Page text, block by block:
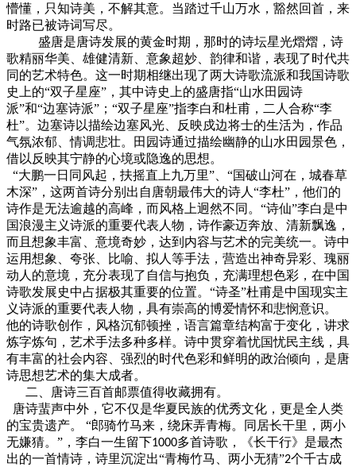
懵懂，只知诗美，不解其意。当踏过千山万水，豁然回首，来
时路已被诗词写尽。
盛唐是唐诗发展的黄金时期，那时的诗坛星光熠熠，诗
歌精丽华美、雄健清新、意象超妙、韵律和谐，表现了时代共
同的艺术特色。这一时期相继出现了两大诗歌流派和我国诗歌
史上的“双子星座”，其中诗史上的盛唐指“山水田园诗
派”和“边塞诗派”；“双子星座”指李白和杜甫，二人合称“李
杜”。边塞诗以描绘边塞风光、反映戍边将士的生活为，作品
气氛浓郁、情调悲壮。田园诗通过描绘幽静的山水田园景色，
借以反映其宁静的心境或隐逸的思想。
“大鹏一日同风起，扶摇直上九万里”、“国破山河在，城春草
木深”，这两首诗分别出自唐朝最伟大的诗人“李杜”，他们的
诗作是无法逾越的高峰，而风格上迥然不同。“诗仙”李白是中
国浪漫主义诗派的重要代表人物，诗作豪迈奔放、清新飘逸，
而且想象丰富、意境奇妙，达到内容与艺术的完美统一。诗中
运用想象、夸张、比喻、拟人等手法，营造出神奇异彩、瑰丽
动人的意境，充分表现了自信与抱负，充满理想色彩，在中国
诗歌发展史中占据极其重要的位置。“诗圣”杜甫是中国现实主
义诗派的重要代表人物，具有崇高的博爱情怀和悲悯意识。
他的诗歌创作，风格沉郁顿挫，语言篇章结构富于变化，讲求
炼字炼句，艺术手法多种多样。诗中贯穿着忧国忧民主线，具
有丰富的社会内容、强烈的时代色彩和鲜明的政治倾向，是唐
诗思想艺术的集大成者。
二、唐诗三百首邮票值得收藏拥有。
唐诗蜚声中外，它不仅是华夏民族的优秀文化，更是全人类
的宝贵遗产。
“郎骑竹马来，绕床弄青梅。同居长干里，两小
无嫌猜。”，李白一生留下1000多首诗歌，《长干行》是最杰
出的一首情诗，诗里沉淀出“青梅竹马、两小无猜”2个千古成